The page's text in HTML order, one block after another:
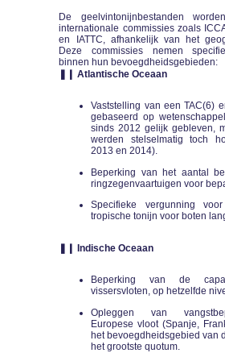
De geelvintonijnbestanden
internationale commissies zoals
en IATTC, afhankelijk van het
Deze commissies nemen
binnen hun bevoegdheidsgebieden:
❚❙ Atlantische Oceaan
Vaststelling van een TAC(6)
gebaseerd op
sinds 2012 gelijk gebleven,
werden stelselmatig toch
2013 en 2014).
Beperking van het aantal
ringzegenvaartuigen voor
Specifieke vergunning
tropische tonijn voor boten
❚❙ Indische Oceaan
Beperking van de
vissersvloten, op hetzelfde
Opleggen van
Europese vloot (Spanje,
het bevoegdheidsgebied van
het grootste quotum.